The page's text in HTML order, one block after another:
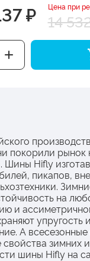
₽ Цена при
14
покорили рынок
Шины Hifly
пикапов,
на
и
упругость
А
зимних
шины Hifly на